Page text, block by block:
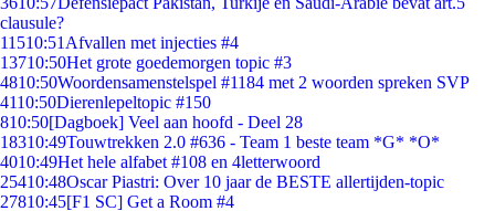
clausule?
11510:51 Afvallen met injecties #4
13710:50Het grote goedemorgen topic #3
4810:50Woordensamenstelspel #1184 met 2 woorden spreken SVP
4110:50Dierenlepeltopic #150
810:50[Dagboek] Veel aan hoofd - Deel 28
18310:49Touwtrekken 2.0 #636 - Team 1 beste team *G* *O*
4010:49Het hele alfabet #108 en 4letterwoord
25410:48Oscar Piastri: Over 10 jaar de BESTE allertijden-topic
27810:45[F1 SC] Get a Room #4